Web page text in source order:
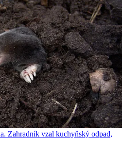
Zahradník vzal kuchyňský odpad,